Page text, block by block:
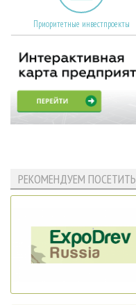
Приоритетные инвестпроекты
РЕКОМЕНДУЕМ ПОСЕТИТЬ